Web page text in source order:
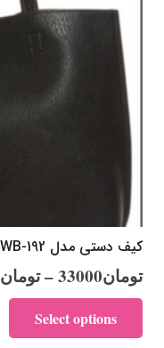
کیف دستی مدل WB-192
تومان33000
–تومان
Select options